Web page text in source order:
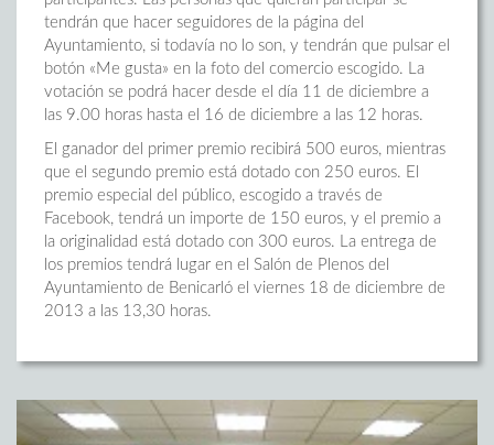
tendrán que hacer seguidores de la página del
Ayuntamiento, si todavía no lo son, y tendrán que pulsar el
botón «Me gusta» en la foto del comercio escogido. La
votación se podrá hacer desde el día 11 de diciembre a
las 9.00 horas hasta el 16 de diciembre a las 12 horas.
El ganador del primer premio recibirá 500 euros, mientras
que el segundo premio está dotado con 250 euros. El
premio especial del público, escogido a través de
Facebook, tendrá un importe de 150 euros, y el premio a
la originalidad está dotado con 300 euros. La entrega de
los premios tendrá lugar en el Salón de Plenos del
Ayuntamiento de Benicarló el viernes 18 de diciembre de
2013 a las 13,30 horas.